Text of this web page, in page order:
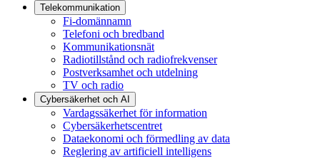
Telekommunikation
Fi-domännamn
Telefoni och bredband
Kommunikationsnät
Radiotillstånd och radiofrekvenser
Postverksamhet och utdelning
TV och radio
Cybersäkerhet och AI
Vardagssäkerhet för information
Cybersäkerhetscentret
Dataekonomi och förmedling av data
Reglering av artificiell intelligens